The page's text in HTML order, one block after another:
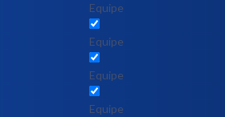
Equipe
Equipe
Equipe
Equipe